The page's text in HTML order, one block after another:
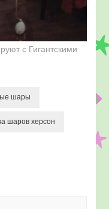
с Гигантскими
шары
шаров херсон